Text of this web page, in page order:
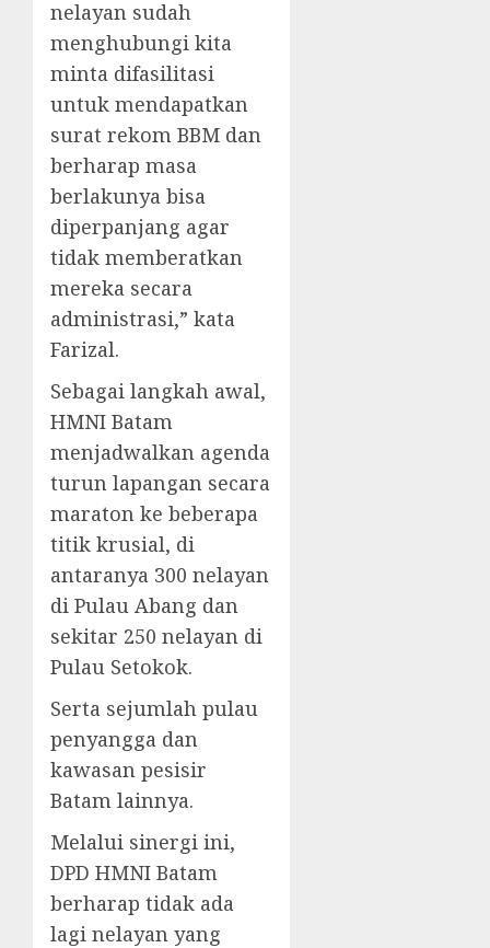
nelayan sudah
menghubungi kita
minta difasilitasi
untuk mendapatkan
surat rekom BBM dan
berharap masa
berlakunya bisa
diperpanjang agar
tidak memberatkan
mereka secara
administrasi,” kata
Farizal.
​Sebagai langkah awal,
HMNI Batam
menjadwalkan agenda
turun lapangan secara
maraton ke beberapa
titik krusial, di
antaranya 300 nelayan
di Pulau Abang dan
sekitar 250 nelayan di
Pulau Setokok.
​Serta sejumlah pulau
penyangga dan
kawasan pesisir
Batam lainnya.
​Melalui sinergi ini,
DPD HMNI Batam
berharap tidak ada
lagi nelayan yang